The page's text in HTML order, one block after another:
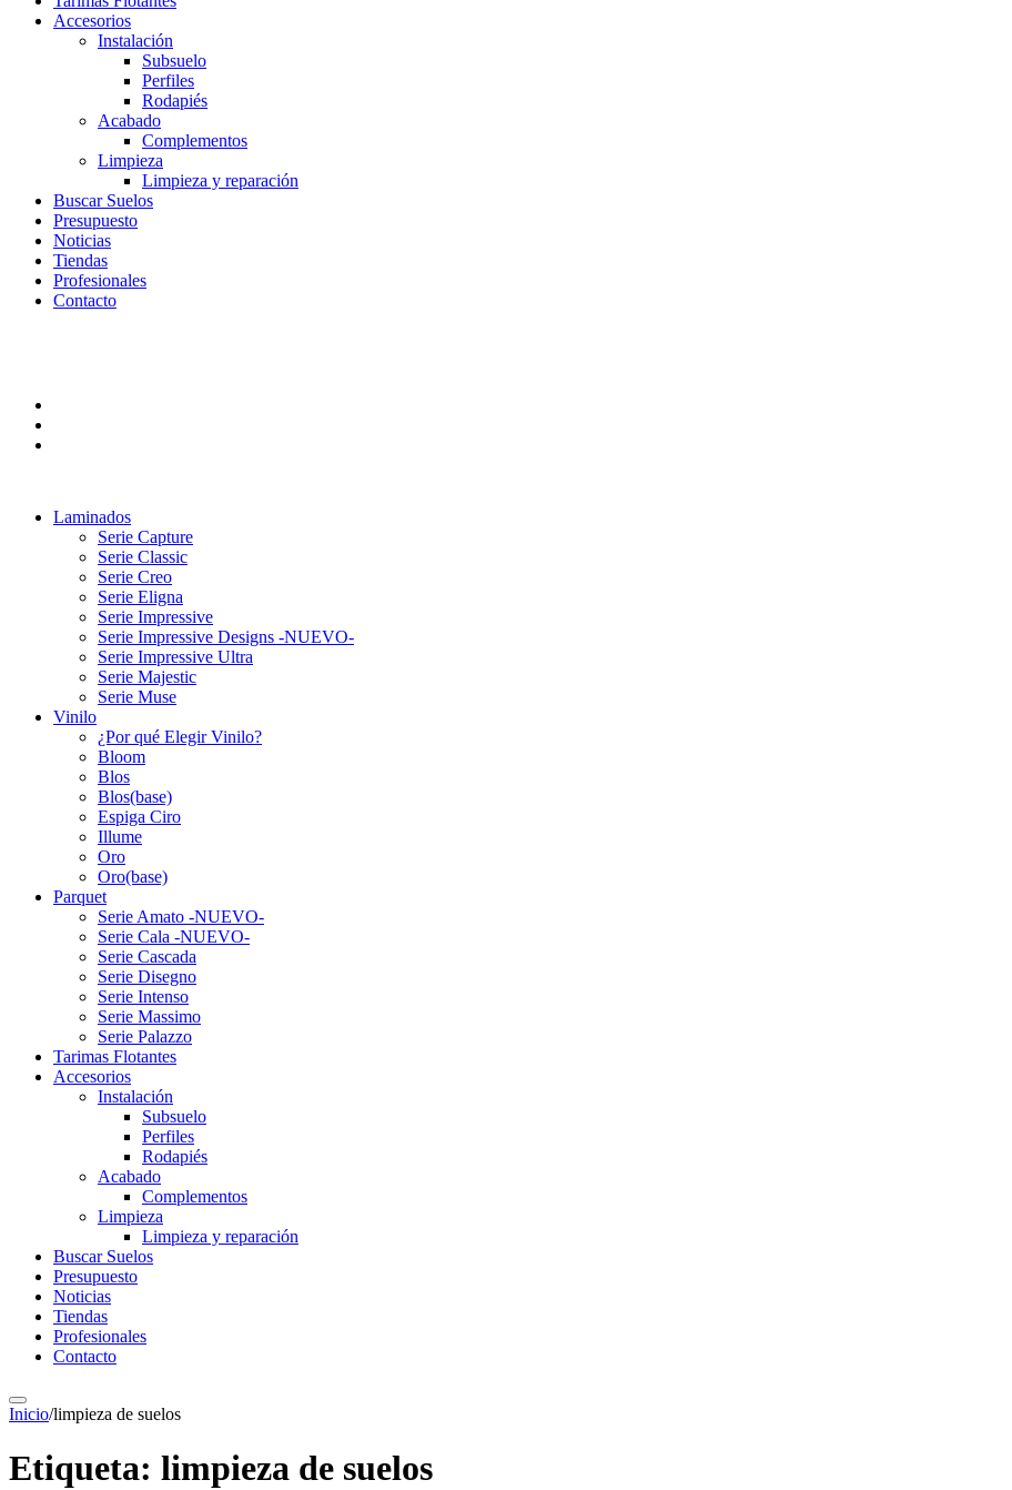
Accesorios
Instalación
Subsuelo
Perfiles
Rodapiés
Acabado
Complementos
Limpieza
Limpieza y reparación
Buscar Suelos
Presupuesto
Noticias
Tiendas
Profesionales
Contacto
Laminados
Serie Capture
Serie Classic
Serie Creo
Serie Eligna
Serie Impressive
Serie Impressive Designs -NUEVO-
Serie Impressive Ultra
Serie Majestic
Serie Muse
Vinilo
¿Por qué Elegir Vinilo?
Bloom
Blos
Blos(base)
Espiga Ciro
Illume
Oro
Oro(base)
Parquet
Serie Amato -NUEVO-
Serie Cala -NUEVO-
Serie Cascada
Serie Disegno
Serie Intenso
Serie Massimo
Serie Palazzo
Tarimas Flotantes
Accesorios
Instalación
Subsuelo
Perfiles
Rodapiés
Acabado
Complementos
Limpieza
Limpieza y reparación
Buscar Suelos
Presupuesto
Noticias
Tiendas
Profesionales
Contacto
Inicio/limpieza de suelos
Etiqueta: limpieza de suelos